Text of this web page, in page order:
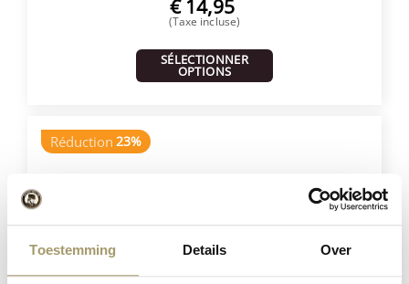
Toestemming Details Over
€ 14,95
(Taxe incluse)
SÉLECTIONNER
OPTIONS
Réduction 23%